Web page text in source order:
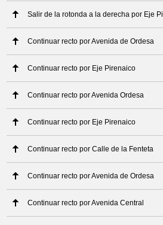
Salir de la rotonda a la derecha por Eje
Continuar recto por Avenida de Ordesa
Continuar recto por Eje Pirenaico
Continuar recto por Avenida Ordesa
Continuar recto por Eje Pirenaico
Continuar recto por Calle de la Fenteta
Continuar recto por Avenida de Ordesa
Continuar recto por Avenida Central